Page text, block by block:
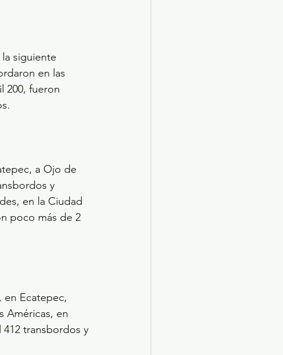
siguiente
en las
200, fueron
a Ojo de
y
en la Ciudad
poco más de 2
en Ecatepec,
Américas, en
transbordos y